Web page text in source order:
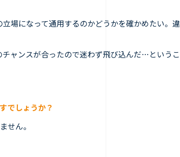
場になって通用するのかどうかを確かめたい。違
ャンスが合ったので迷わず飛び込んだ…というこ
でしょうか？
せん。